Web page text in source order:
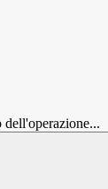
dell'operazione...